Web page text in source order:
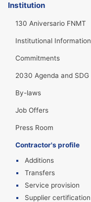
Institution
130 Aniversario FNMT
Institutional Information
Commitments
2030 Agenda and SDG
By-laws
Job Offers
Press Room
Contractor's profile
Additions
Transfers
Service provision
Supplier certification